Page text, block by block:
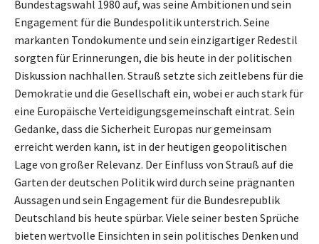
Bundestagswahl 1980 auf, was seine Ambitionen und sein
Engagement für die Bundespolitik unterstrich. Seine
markanten Tondokumente und sein einzigartiger Redestil
sorgten für Erinnerungen, die bis heute in der politischen
Diskussion nachhallen. Strauß setzte sich zeitlebens für die
Demokratie und die Gesellschaft ein, wobei er auch stark für
eine Europäische Verteidigungsgemeinschaft eintrat. Sein
Gedanke, dass die Sicherheit Europas nur gemeinsam
erreicht werden kann, ist in der heutigen geopolitischen
Lage von großer Relevanz. Der Einfluss von Strauß auf die
Garten der deutschen Politik wird durch seine prägnanten
Aussagen und sein Engagement für die Bundesrepublik
Deutschland bis heute spürbar. Viele seiner besten Sprüche
bieten wertvolle Einsichten in sein politisches Denken und